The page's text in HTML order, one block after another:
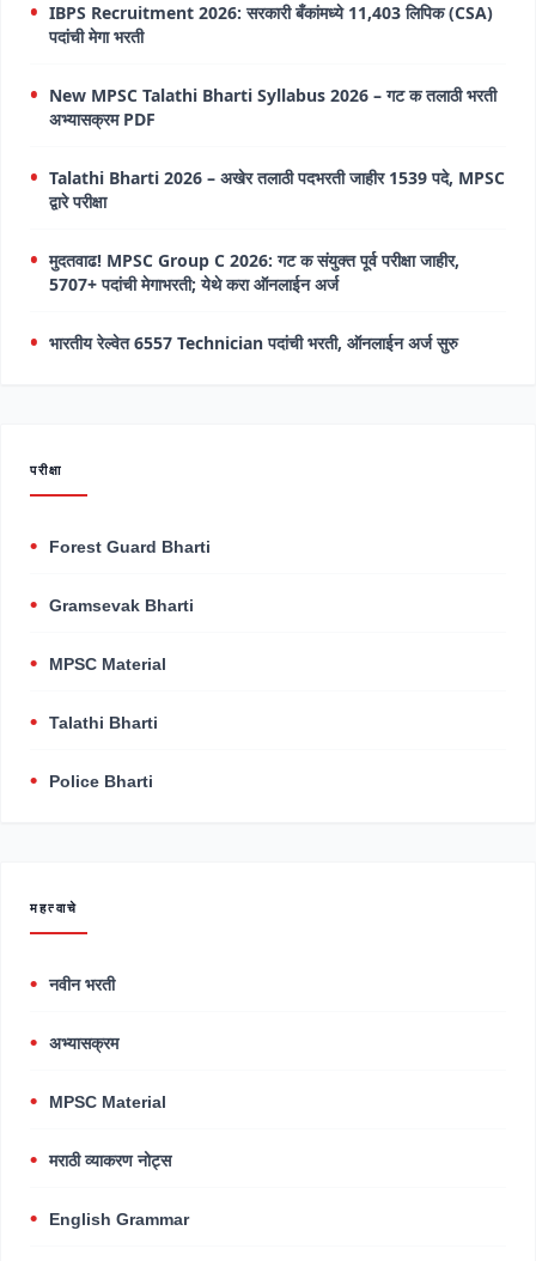
IBPS Recruitment 2026: सरकारी बँकांमध्ये 11,403 लिपिक (CSA)
पदांची मेगा भरती
New MPSC Talathi Bharti Syllabus 2026 – गट क तलाठी भरती
अभ्यासक्रम PDF
Talathi Bharti 2026 – अखेर तलाठी पदभरती जाहीर 1539 पदे, MPSC
द्वारे परीक्षा
मुदतवाढ! MPSC Group C 2026: गट क संयुक्त पूर्व परीक्षा जाहीर,
5707+ पदांची मेगाभरती; येथे करा ऑनलाईन अर्ज
भारतीय रेल्वेत 6557 Technician पदांची भरती, ऑनलाईन अर्ज सुरु
परीक्षा
Forest Guard Bharti
Gramsevak Bharti
MPSC Material
Talathi Bharti
Police Bharti
महत्वाचे
नवीन भरती
अभ्यासक्रम
MPSC Material
मराठी व्याकरण नोट्स
English Grammar